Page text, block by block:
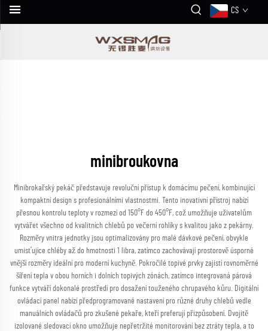
CS
minibroukovna
Minibrokařský pekáč představuje revoluční přístup k domácímu pečení, kombinující
kompaktní design s profesionálními vlastnostmi. Tento inovativní přístroj nabízí
přesnou kontrolu teploty v rozmezí od 150°F do 450°F, což umožňuje uživatelům
vytvářet všechno od kvalitních chlebů po večerní rohlíky s kvalitou jako z pekárny.
Rozměry vnitra jednotky jsou optimalizovány pro malé dávkové pečení, obvykle
umisťujíce chléby až do hmotnosti 1 libra, zatímco zachovávají prostorově úsporné
vnější rozměry ideální pro moderní kuchyně. Pokročilé topivé prvky zajistí rovnoměrné
šíření tepla v obou horních i dolních topivých zónách, zatímco integrovaná párová
funkce vytváří dokonalé prostředí pro dosažení touženého chrupavého kůru. Digitální
ovládací panel nabízí předprogramované nastavení pro různé druhy chlebů vedle
manuálních ovládačů pro zkušené pekaře, kteří preferují přizpůsobení. Dvojitě
izolované sledovací okno umožňuje nepřetržité monitorování bez ztráty tepla, a to